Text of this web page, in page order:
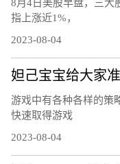
8月4日美股早盘，三大
指上涨近1%，
2023-08-04
妲己宝宝给大家
游戏中有各种各样的策
快速取得游戏
2023-08-04